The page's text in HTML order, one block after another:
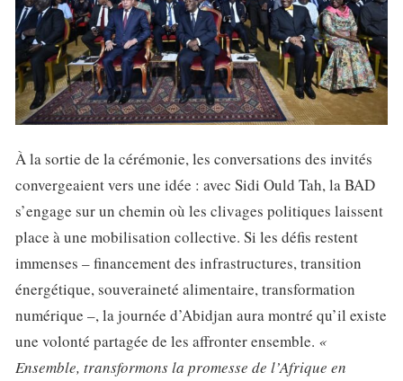
À la sortie de la cérémonie, les conversations des invités
convergeaient vers une idée : avec Sidi Ould Tah, la BAD
s’engage sur un chemin où les clivages politiques laissent
place à une mobilisation collective. Si les défis restent
immenses – financement des infrastructures, transition
énergétique, souveraineté alimentaire, transformation
numérique –, la journée d’Abidjan aura montré qu’il existe
une volonté partagée de les affronter ensemble. «
Ensemble, transformons la promesse de l’Afrique en